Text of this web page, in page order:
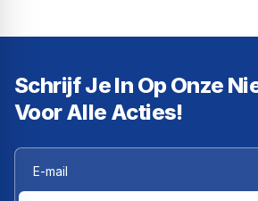
Schrijf Je In Op Onze
Voor Alle Acties!